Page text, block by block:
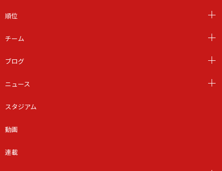
順位
チーム
ブログ
ニュース
スタジアム
動画
連載